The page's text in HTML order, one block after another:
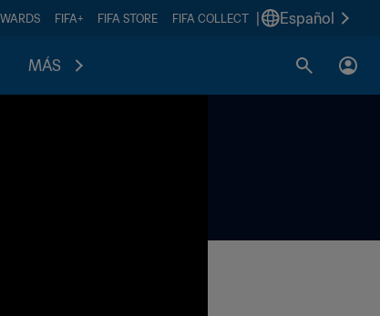
FIFA+ FIFA STORE FIFA COLLECT Español
MÁS